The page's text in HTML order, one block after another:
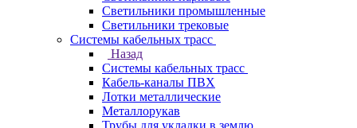
Светильники промышленные
Светильники трековые
Системы кабельных трасс
Назад
Системы кабельных трасс
Кабель-каналы ПВХ
Лотки металлические
Металлорукав
Трубы для укладки в землю